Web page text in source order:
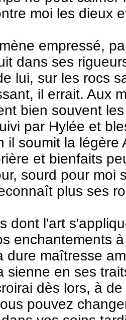
moi les dieux
empressé,
dans ses
lui, sur les rocs
il errait. Aux
bien souvent
par Hylée et
il soumit la légère
et bienfaits
sourd pour moi
plus ses
dont l'art
enchantements
dure maîtresse
sienne en ses
dès lors, à
pouvez